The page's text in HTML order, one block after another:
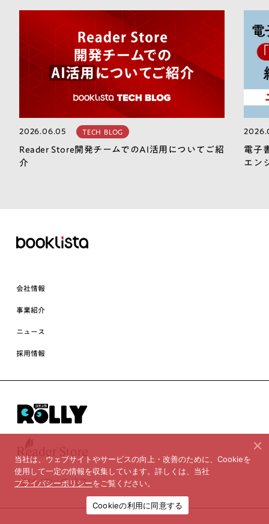
2026.06.05 TECH BLOG
Reader Store開発チームでのAI活用についてご紹
介
電子
エン
会社情報
事業紹介
ニュース
採用情報
当社は、ウェブサイトやサービスの向上・改善のために、Cookieを
使用して一定の情報を収集しています。詳しくは、当社
プライバシーポリシーをご覧ください。
Cookieの利用に同意する